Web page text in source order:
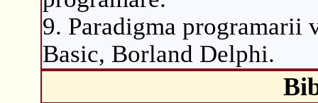
9. Paradigma programarii
Basic, Borland Delphi.